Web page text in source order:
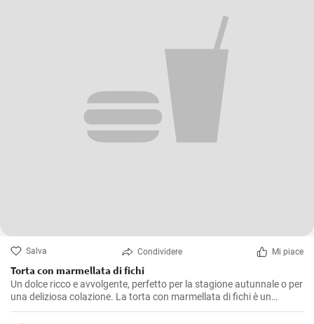
Salva Condividere Mi piace
Torta con marmellata di fichi
Un dolce ricco e avvolgente, perfetto per la stagione autunnale o per
una deliziosa colazione. La torta con marmellata di fichi è un
dessert saporito e profumato, ideale anche come fine pasto.